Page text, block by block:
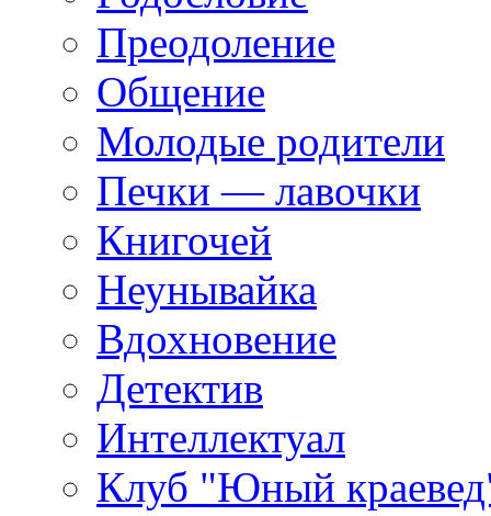
Преодоление
Общение
Молодые родители
Печки — лавочки
Книгочей
Неунывайка
Вдохновение
Детектив
Интеллектуал
Клуб "Юный